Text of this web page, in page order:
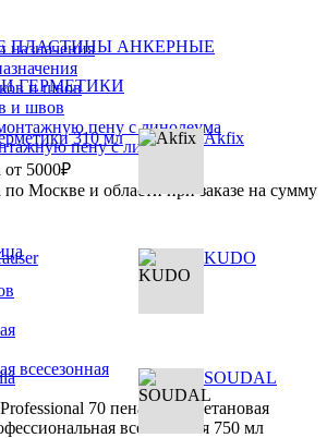
АНКЕРНЫЕ
ГЕРМЕТИКИ
310 мл Akfix
KUDO
SOUDAL
и швов
пену с линолеума
от 5000₽
по Москве и области при заказе на сумму
всесезонная
70 пена полиуретановая
всесезонная 750 мл